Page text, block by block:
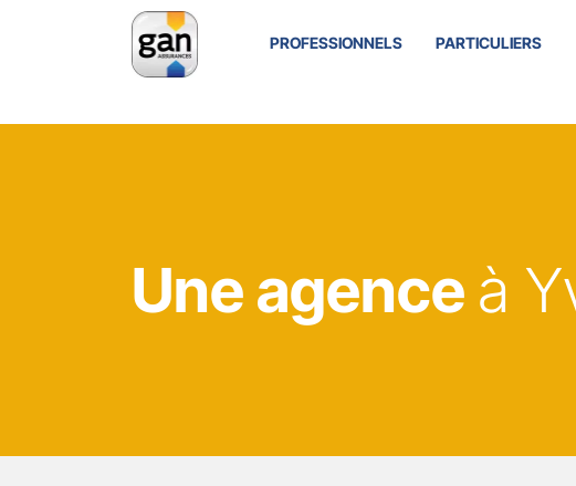
PROFESSIONNELS PARTICULIERS
Une agence à